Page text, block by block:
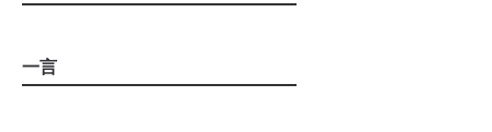
一言